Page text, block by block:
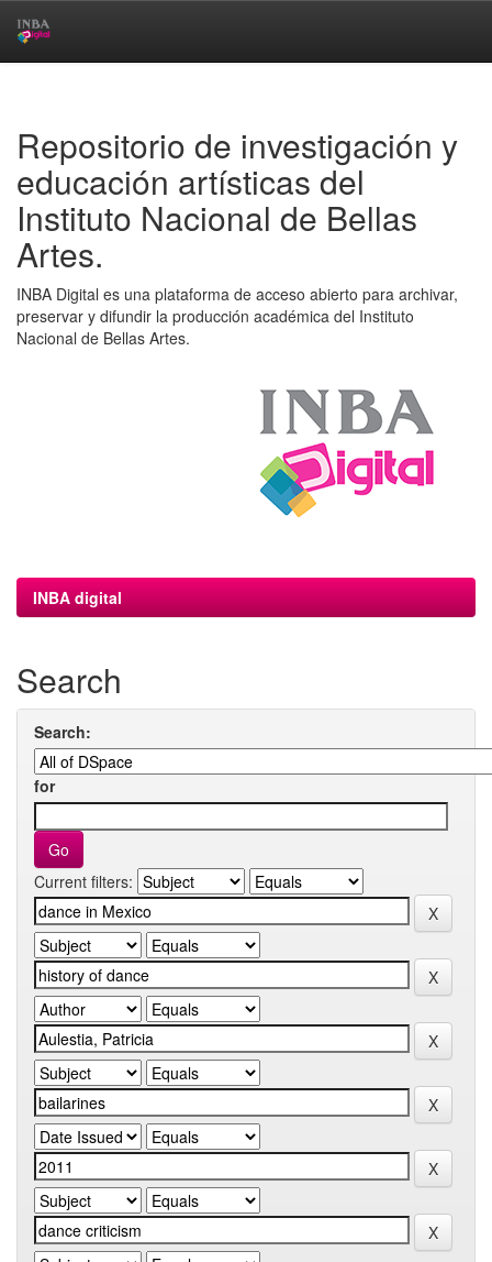
Repositorio de investigación y
educación artísticas del
Instituto Nacional de Bellas
Artes.
INBA Digital es una plataforma de acceso abierto para archivar,
preservar y difundir la producción académica del Instituto
Nacional de Bellas Artes.
INBA digital
Search
Search:
for
Current filters: